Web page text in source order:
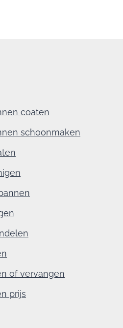
coaten
schoonmaken
of vervangen
prijs